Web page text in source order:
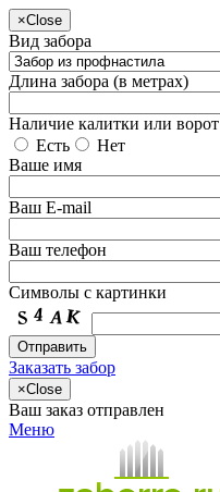
×Close
Вид забора
Длина забора (в метрах)
Наличие калитки или ворот
Есть
Нет
Ваше имя
Ваш E-mail
Ваш телефон
Символы с картинки
Заказать забор
×Close
Ваш заказ отправлен
Меню